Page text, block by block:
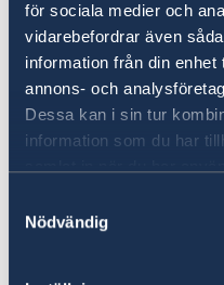
för sociala medier och
vidarebefordrar även
information från din
annons- och
Dessa kan i sin tur
information som du har
Nödvändig
De förväntade
stärkt kapacitet,
ansvarsutkrävande
att bidra till ett
utbildningssystem.
rättsstatens principer.
De identifierade